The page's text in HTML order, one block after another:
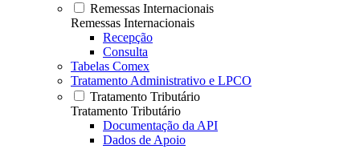
Remessas Internacionais
Remessas Internacionais
Recepção
Consulta
Tabelas Comex
Tratamento Administrativo e LPCO
Tratamento Tributário
Tratamento Tributário
Documentação da API
Dados de Apoio